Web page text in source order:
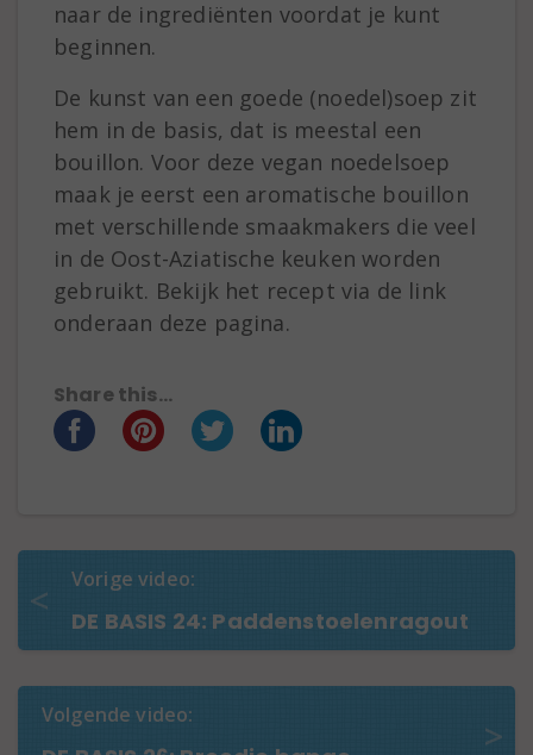
naar de ingrediënten voordat je kunt
beginnen.
De kunst van een goede (noedel)soep zit
hem in de basis, dat is meestal een
bouillon. Voor deze vegan noedelsoep
maak je eerst een aromatische bouillon
met verschillende smaakmakers die veel
in de Oost-Aziatische keuken worden
gebruikt. Bekijk het recept via de link
onderaan deze pagina.
Share this...
Vorige video:
DE BASIS 24: Paddenstoelenragout
Volgende video: